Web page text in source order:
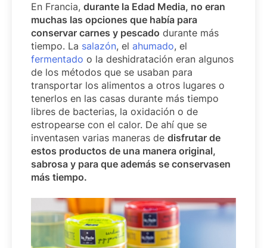
En Francia, durante la Edad Media, no eran
muchas las opciones que había para
conservar carnes y pescado durante más
tiempo. La salazón, el ahumado, el
fermentado o la deshidratación eran algunos
de los métodos que se usaban para
transportar los alimentos a otros lugares o
tenerlos en las casas durante más tiempo
libres de bacterias, la oxidación o de
estropearse con el calor. De ahí que se
inventasen varias maneras de disfrutar de
estos productos de una manera original,
sabrosa y para que además se conservasen
más tiempo.